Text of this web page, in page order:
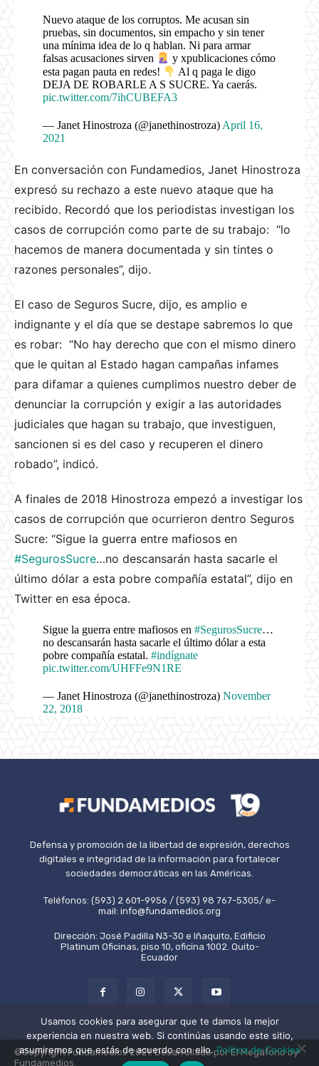
Nuevo ataque de los corruptos. Me acusan sin
pruebas, sin documentos, sin empacho y sin tener
una mínima idea de lo q hablan. Ni para armar
falsas acusaciones sirven
y xpublicaciones cómo
esta pagan pauta en redes!
Al q paga le digo
DEJA DE ROBARLE A S SUCRE. Ya caerás.
pic.twitter.com/7ihCUBEFA3
— Janet Hinostroza (@janethinostroza) April 16,
2021
En conversación con Fundamedios, Janet Hinostroza
expresó su rechazo a este nuevo ataque que ha
recibido. Recordó que los periodistas investigan los
casos de corrupción como parte de su trabajo: “lo
hacemos de manera documentada y sin tintes o
razones personales”, dijo.
El caso de Seguros Sucre, dijo, es amplio e
indignante y el día que se destape sabremos lo que
es robar: “No hay derecho que con el mismo dinero
que le quitan al Estado hagan campañas infames
para difamar a quienes cumplimos nuestro deber de
denunciar la corrupción y exigir a las autoridades
judiciales que hagan su trabajo, que investiguen,
sancionen si es del caso y recuperen el dinero
robado”, indicó.
A finales de 2018 Hinostroza empezó a investigar los
casos de corrupción que ocurrieron dentro Seguros
Sucre: “Sigue la guerra entre mafiosos en
#SegurosSucre…no descansarán hasta sacarle el
último dólar a esta pobre compañía estatal”, dijo en
Twitter en esa época.
Sigue la guerra entre mafiosos en #SegurosSucre…
no descansarán hasta sacarle el último dólar a esta
pobre compañía estatal. #indígnate
pic.twitter.com/UHFFe9N1RE
— Janet Hinostroza (@janethinostroza) November
22, 2018
Defensa y promoción de la libertad de expresión, derechos
digitales e integridad de la información para fortalecer
sociedades democráticas en las Américas.
Teléfonos: (593) 2 601-9956 / (593) 98 767-5305/ e-
mail: info@fundamedios.org
Dirección: José Padilla N3-30 e Iñaquito, Edificio
Platinum Oficinas, piso 10, oficina 1002. Quito-
Ecuador
©Copyright Fundamedios 2021. Desarrollado por El Megáfono by
Fundamedios.
Usamos cookies para asegurar que te damos la mejor
experiencia en nuestra web. Si continúas usando este sitio,
asumiremos que estás de acuerdo con ello.Política de Cookies